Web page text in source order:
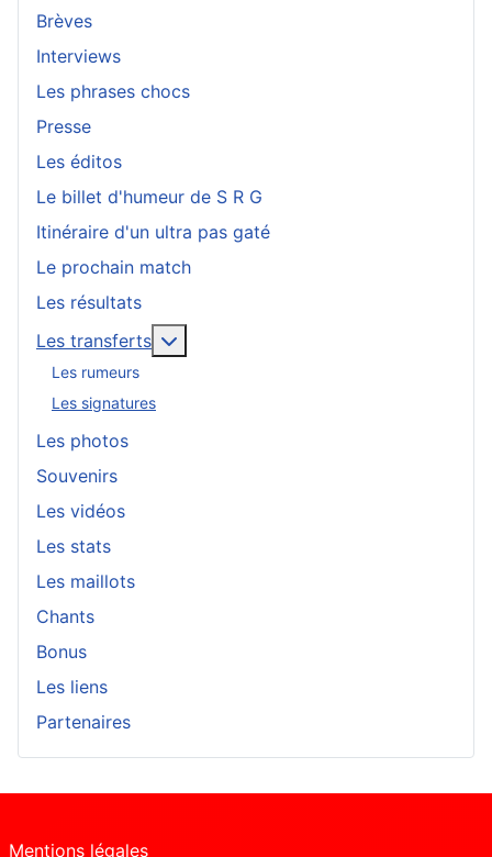
Brèves
Interviews
Les phrases chocs
Presse
Les éditos
Le billet d'humeur de S R G
Itinéraire d'un ultra pas gaté
Le prochain match
Les résultats
Les transferts
Les rumeurs
Les signatures
Les photos
Souvenirs
Les vidéos
Les stats
Les maillots
Chants
Bonus
Les liens
Partenaires
Mentions légales